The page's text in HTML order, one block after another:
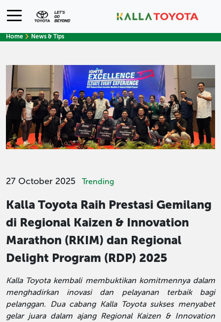
Home News & Tips
27 October 2025 Trending
Kalla Toyota Raih Prestasi Gemilang
di Regional Kaizen & Innovation
Marathon (RKIM) dan Regional
Delight Program (RDP) 2025
Kalla Toyota kembali membuktikan komitmennya dalam
menghadirkan inovasi dan pelayanan terbaik bagi
pelanggan. Dua cabang Kalla Toyota sukses menyabet
gelar juara dalam ajang Regional Kaizen & Innovation